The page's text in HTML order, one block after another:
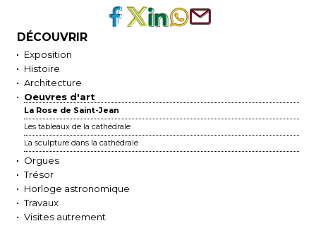
DÉCOUVRIR
Exposition
Histoire
Architecture
Oeuvres d'art
La Rose de Saint-Jean
Les tableaux de la cathédrale
La sculpture dans la cathédrale
Orgues
Trésor
Horloge astronomique
Travaux
Visites autrement